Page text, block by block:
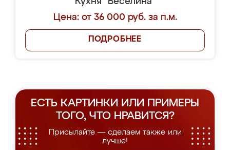
Цена: от 36 000 руб. за п.м.
ПОДРОБНЕЕ
ЕСТЬ КАРТИНКИ ИЛИ ПРИМЕРЫ
ТОГО, ЧТО НРАВИТСЯ?
Присылайте — сделаем также или
лучше!